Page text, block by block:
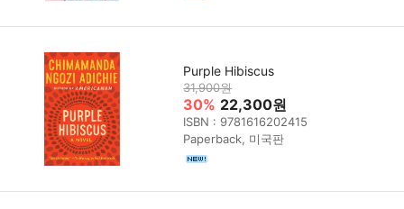
Purple Hibiscus
31,900원
30% 22,300원
ISBN : 9781616202415
Paperback, 미국판